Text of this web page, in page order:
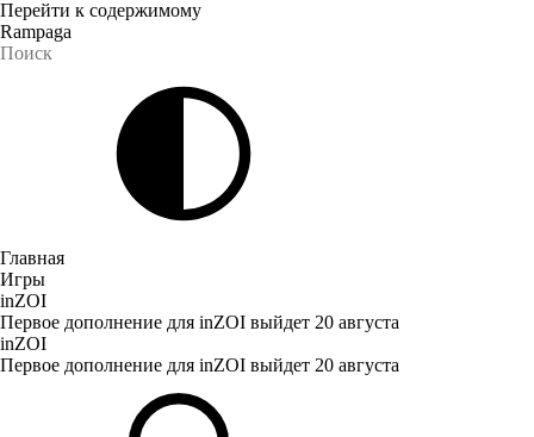
Перейти к содержимому
Rampaga
Главная
Игры
inZOI
Первое дополнение для inZOI выйдет 20 августа
inZOI
Первое дополнение для inZOI выйдет 20 августа